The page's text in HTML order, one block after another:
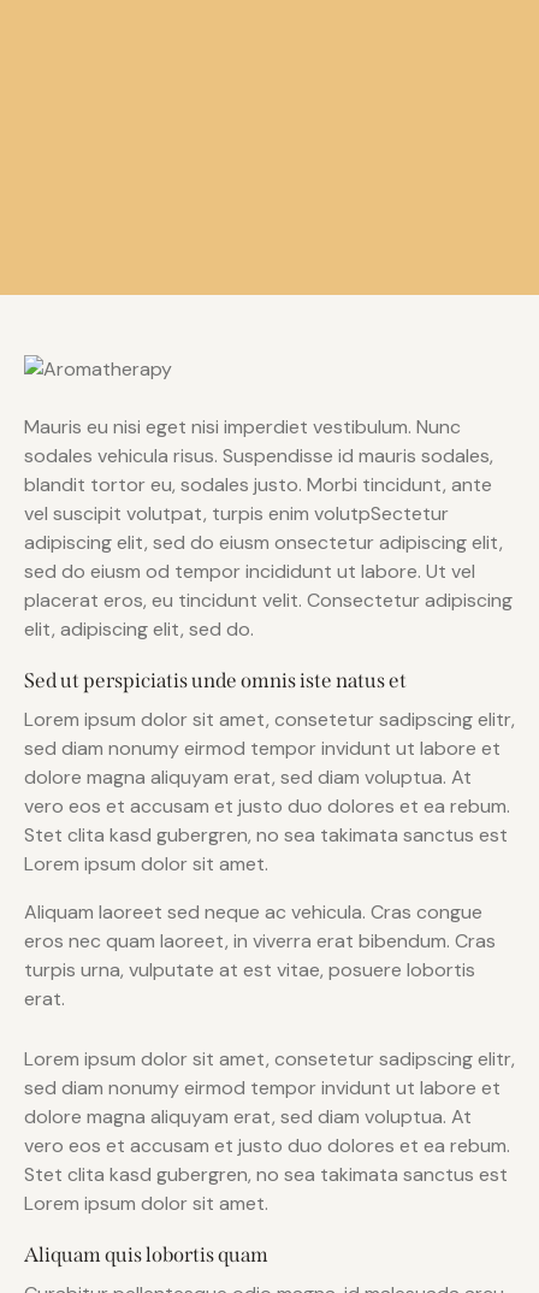
Mauris eu nisi eget nisi imperdiet vestibulum. Nunc
sodales vehicula risus. Suspendisse id mauris sodales,
blandit tortor eu, sodales justo. Morbi tincidunt, ante
vel suscipit volutpat, turpis enim volutpSectetur
adipiscing elit, sed do eiusm onsectetur adipiscing elit,
sed do eiusm od tempor incididunt ut labore. Ut vel
placerat eros, eu tincidunt velit. Consectetur adipiscing
elit, adipiscing elit, sed do.
Sed ut perspiciatis unde omnis iste natus et
Lorem ipsum dolor sit amet, consetetur sadipscing elitr,
sed diam nonumy eirmod tempor invidunt ut labore et
dolore magna aliquyam erat, sed diam voluptua. At
vero eos et accusam et justo duo dolores et ea rebum.
Stet clita kasd gubergren, no sea takimata sanctus est
Lorem ipsum dolor sit amet.
Aliquam laoreet sed neque ac vehicula. Cras congue
eros nec quam laoreet, in viverra erat bibendum. Cras
turpis urna, vulputate at est vitae, posuere lobortis
erat.
Lorem ipsum dolor sit amet, consetetur sadipscing elitr,
sed diam nonumy eirmod tempor invidunt ut labore et
dolore magna aliquyam erat, sed diam voluptua. At
vero eos et accusam et justo duo dolores et ea rebum.
Stet clita kasd gubergren, no sea takimata sanctus est
Lorem ipsum dolor sit amet.
Aliquam quis lobortis quam